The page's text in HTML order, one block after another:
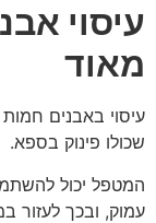
עיסוי
מאוד
עיסוי באבנים
שכולו פינוק בספא.
המטפל יכול
עמוק, ובכך לעזור